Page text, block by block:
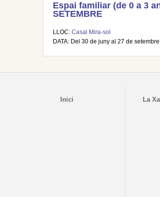
Espai familiar (de 0 a 3
SETEMBRE
LLOC: Casal Mira-sol
DATA: Del 30 de juny al 27 de
Inici La